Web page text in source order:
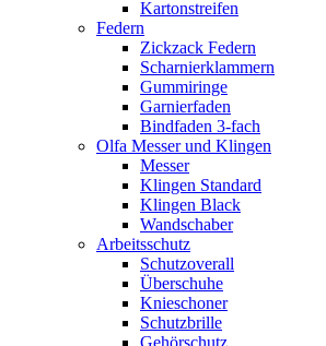
Kartonstreifen
Federn
Zickzack Federn
Scharnierklammern
Gummiringe
Garnierfaden
Bindfaden 3-fach
Olfa Messer und Klingen
Messer
Klingen Standard
Klingen Black
Wandschaber
Arbeitsschutz
Schutzoverall
Überschuhe
Knieschoner
Schutzbrille
Gehörschutz